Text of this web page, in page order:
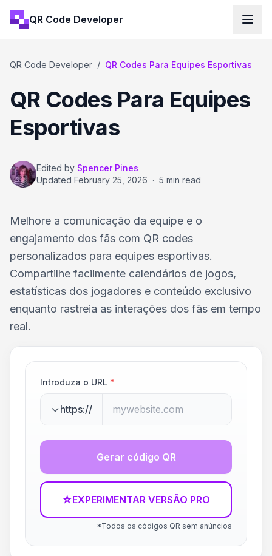
QR Code Developer
QR Code Developer / QR Codes Para Equipes Esportivas
QR Codes Para Equipes
Esportivas
Edited by Spencer Pines
Updated February 25, 2026 · 5 min read
Melhore a comunicação da equipe e o
engajamento dos fãs com QR codes
personalizados para equipes esportivas.
Compartilhe facilmente calendários de jogos,
estatísticas dos jogadores e conteúdo exclusivo
enquanto rastreia as interações dos fãs em tempo
real.
Introduza o URL *
https://
Gerar código QR
☆EXPERIMENTAR VERSÃO PRO
*Todos os códigos QR sem anúncios